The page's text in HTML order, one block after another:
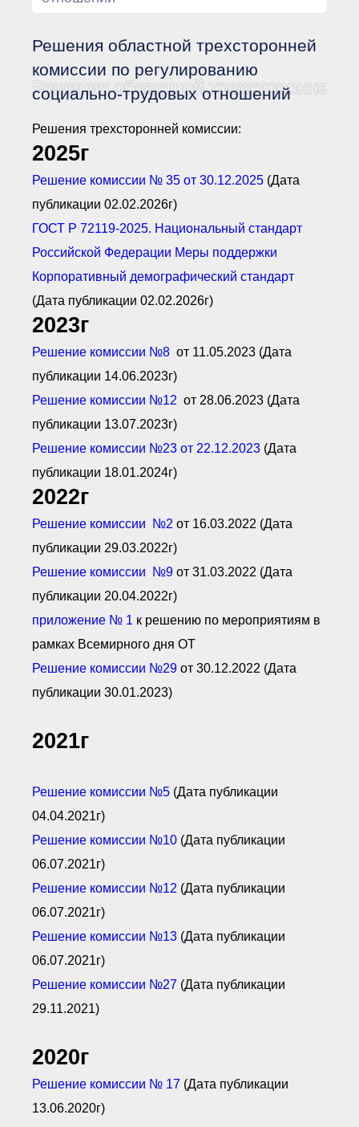
● Действующие документы
внутренние документы
Финансовая отчетность
Реестры Ассоциации
строительный контроль
объединения
● Реестр членов
Ассоциации —
Застройщиков
заказчиков
● Реестр членов СРО
Архив реестров
Антикоррупционная политика
Видеоматериалы
Работа в Общественных советах
Повышение квалификации,
профессиональная
Решения областной трехсторонней
комиссии по регулированию
социально-трудовых отношений
Решения областной трехсторонней
Решения трехсторонней комиссии:
2025г
Решение комиссии № 35 от 30.12.2025 (Дата
публикации 02.02.2026г)
ГОСТ Р 72119-2025. Национальный стандарт
Российской Федерации Меры поддержки
Корпоративный демографический стандарт
(Дата публикации 02.02.2026г)
2023г
Решение комиссии №8 от 11.05.2023 (Дата
публикации 14.06.2023г)
Решение комиссии №12 от 28.06.2023 (Дата
публикации 13.07.2023г)
Решение комиссии №23 от 22.12.2023 (Дата
публикации 18.01.2024г)
2022г
Решение комиссии №2 от 16.03.2022 (Дата
публикации 29.03.2022г)
Решение комиссии №9 от 31.03.2022 (Дата
публикации 20.04.2022г)
приложение № 1 к решению по мероприятиям в
рамках Всемирного дня ОТ
Решение комиссии №29 от 30.12.2022 (Дата
публикации 30.01.2023)
2021г
Решение комиссии №5 (Дата публикации
04.04.2021г)
Решение комиссии №10 (Дата публикации
06.07.2021г)
Решение комиссии №12 (Дата публикации
06.07.2021г)
Решение комиссии №13 (Дата публикации
06.07.2021г)
Решение комиссии №27 (Дата публикации
29.11.2021)
2020г
Решение комиссии № 17 (Дата публикации
13.06.2020г)